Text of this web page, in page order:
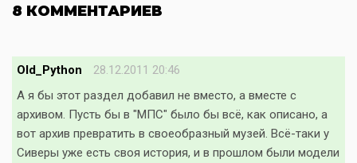
8 КОММЕНТАРИЕВ
Old_Python
28.12.2011 20:46
А я бы этот раздел добавил не вместо, а вместе с
архивом. Пусть бы в "МПС" было бы всё, как описано, а
вот архив превратить в своеобразный музей. Всё-таки у
Сиверы уже есть своя история, и в прошлом были модели